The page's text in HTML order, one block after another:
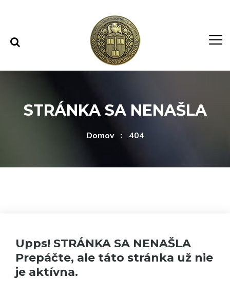
STRÁNKA SA NENAŠLA
Domov 404
Upps! STRÁNKA SA NENAŠLA
Prepáčte, ale táto stránka už nie
je aktívna.